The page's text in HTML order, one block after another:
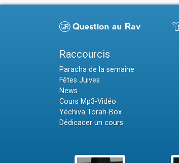
Raccourcis
Paracha de la semaine
Fêtes Juives
News
Cours Mp3-Vidéo
Yéchiva Torah-Box
Dédicacer un cours